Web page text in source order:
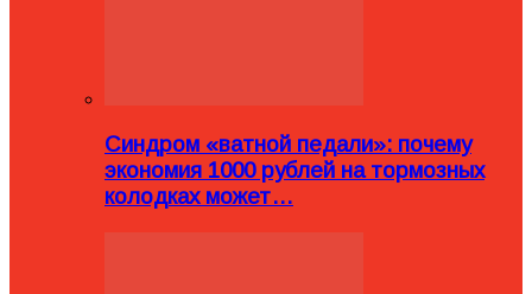
Синдром «ватной педали»: почему
экономия 1000 рублей на тормозных
колодках может…